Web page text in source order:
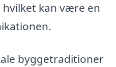
kan være en
byggetraditioner